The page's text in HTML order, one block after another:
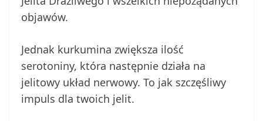
objawów.
Jednak kurkumina zwiększa ilość
serotoniny, która następnie działa na
jelitowy układ nerwowy. To jak szczęśliwy
impuls dla twoich jelit.